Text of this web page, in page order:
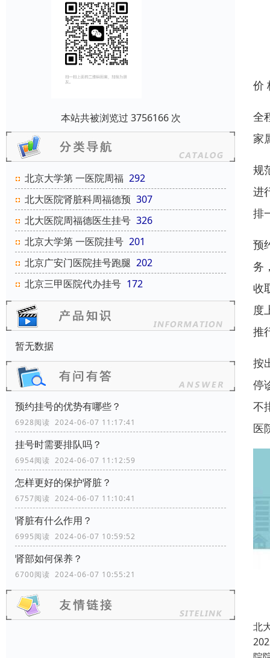
本站共被浏览过 3756166 次
北京大学第 一医院周福 292
北大医院肾脏科周福德预 307
北大医院周福德医生挂号 326
北京大学第 一医院挂号 201
北京广安门医院挂号跑腿 202
北京三甲医院代办挂号 172
暂无数据
预约挂号的优势有哪些？
6928阅读 2024-06-07 11:17:41
挂号时需要排队吗？
6954阅读 2024-06-07 11:12:59
怎样更好的保护肾脏？
6757阅读 2024-06-07 11:10:41
肾脏有什么作用？
6995阅读 2024-06-07 10:59:52
肾部如何保养？
6700阅读 2024-06-07 10:55:21
价
全
家
规
进
排
预
务
收
度
推
按
停
不
医
北